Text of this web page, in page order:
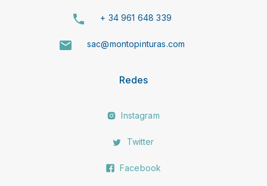
+ 34 961 648 339
sac@montopinturas.com
Redes
Instagram
Twitter
Facebook